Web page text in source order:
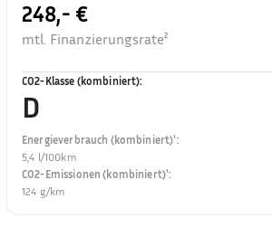
248,- €
mtl. Finanzierungsrate²
CO2-Klasse (kombiniert):
D
Energieverbrauch (kombiniert)¹:
5,4 l/100km
CO2-Emissionen (kombiniert)¹:
124 g/km